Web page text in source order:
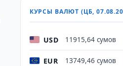
КУРСЫ ВАЛЮТ (ЦБ,
USD 11915,64 сумов
EUR 13749,46 сумов